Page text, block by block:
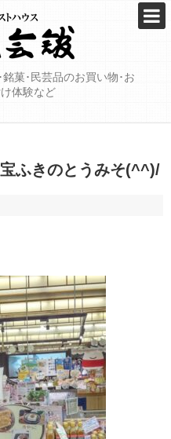
菓･民芸品のお買い物･お
体験など
ふきのとうみそ(^^)/